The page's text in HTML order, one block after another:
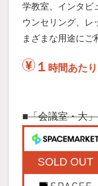
学教室、インタビ
ウンセリング、レ
まざまな用途にご
１ 時間あたり
■「会議室・大
SOLD OUT